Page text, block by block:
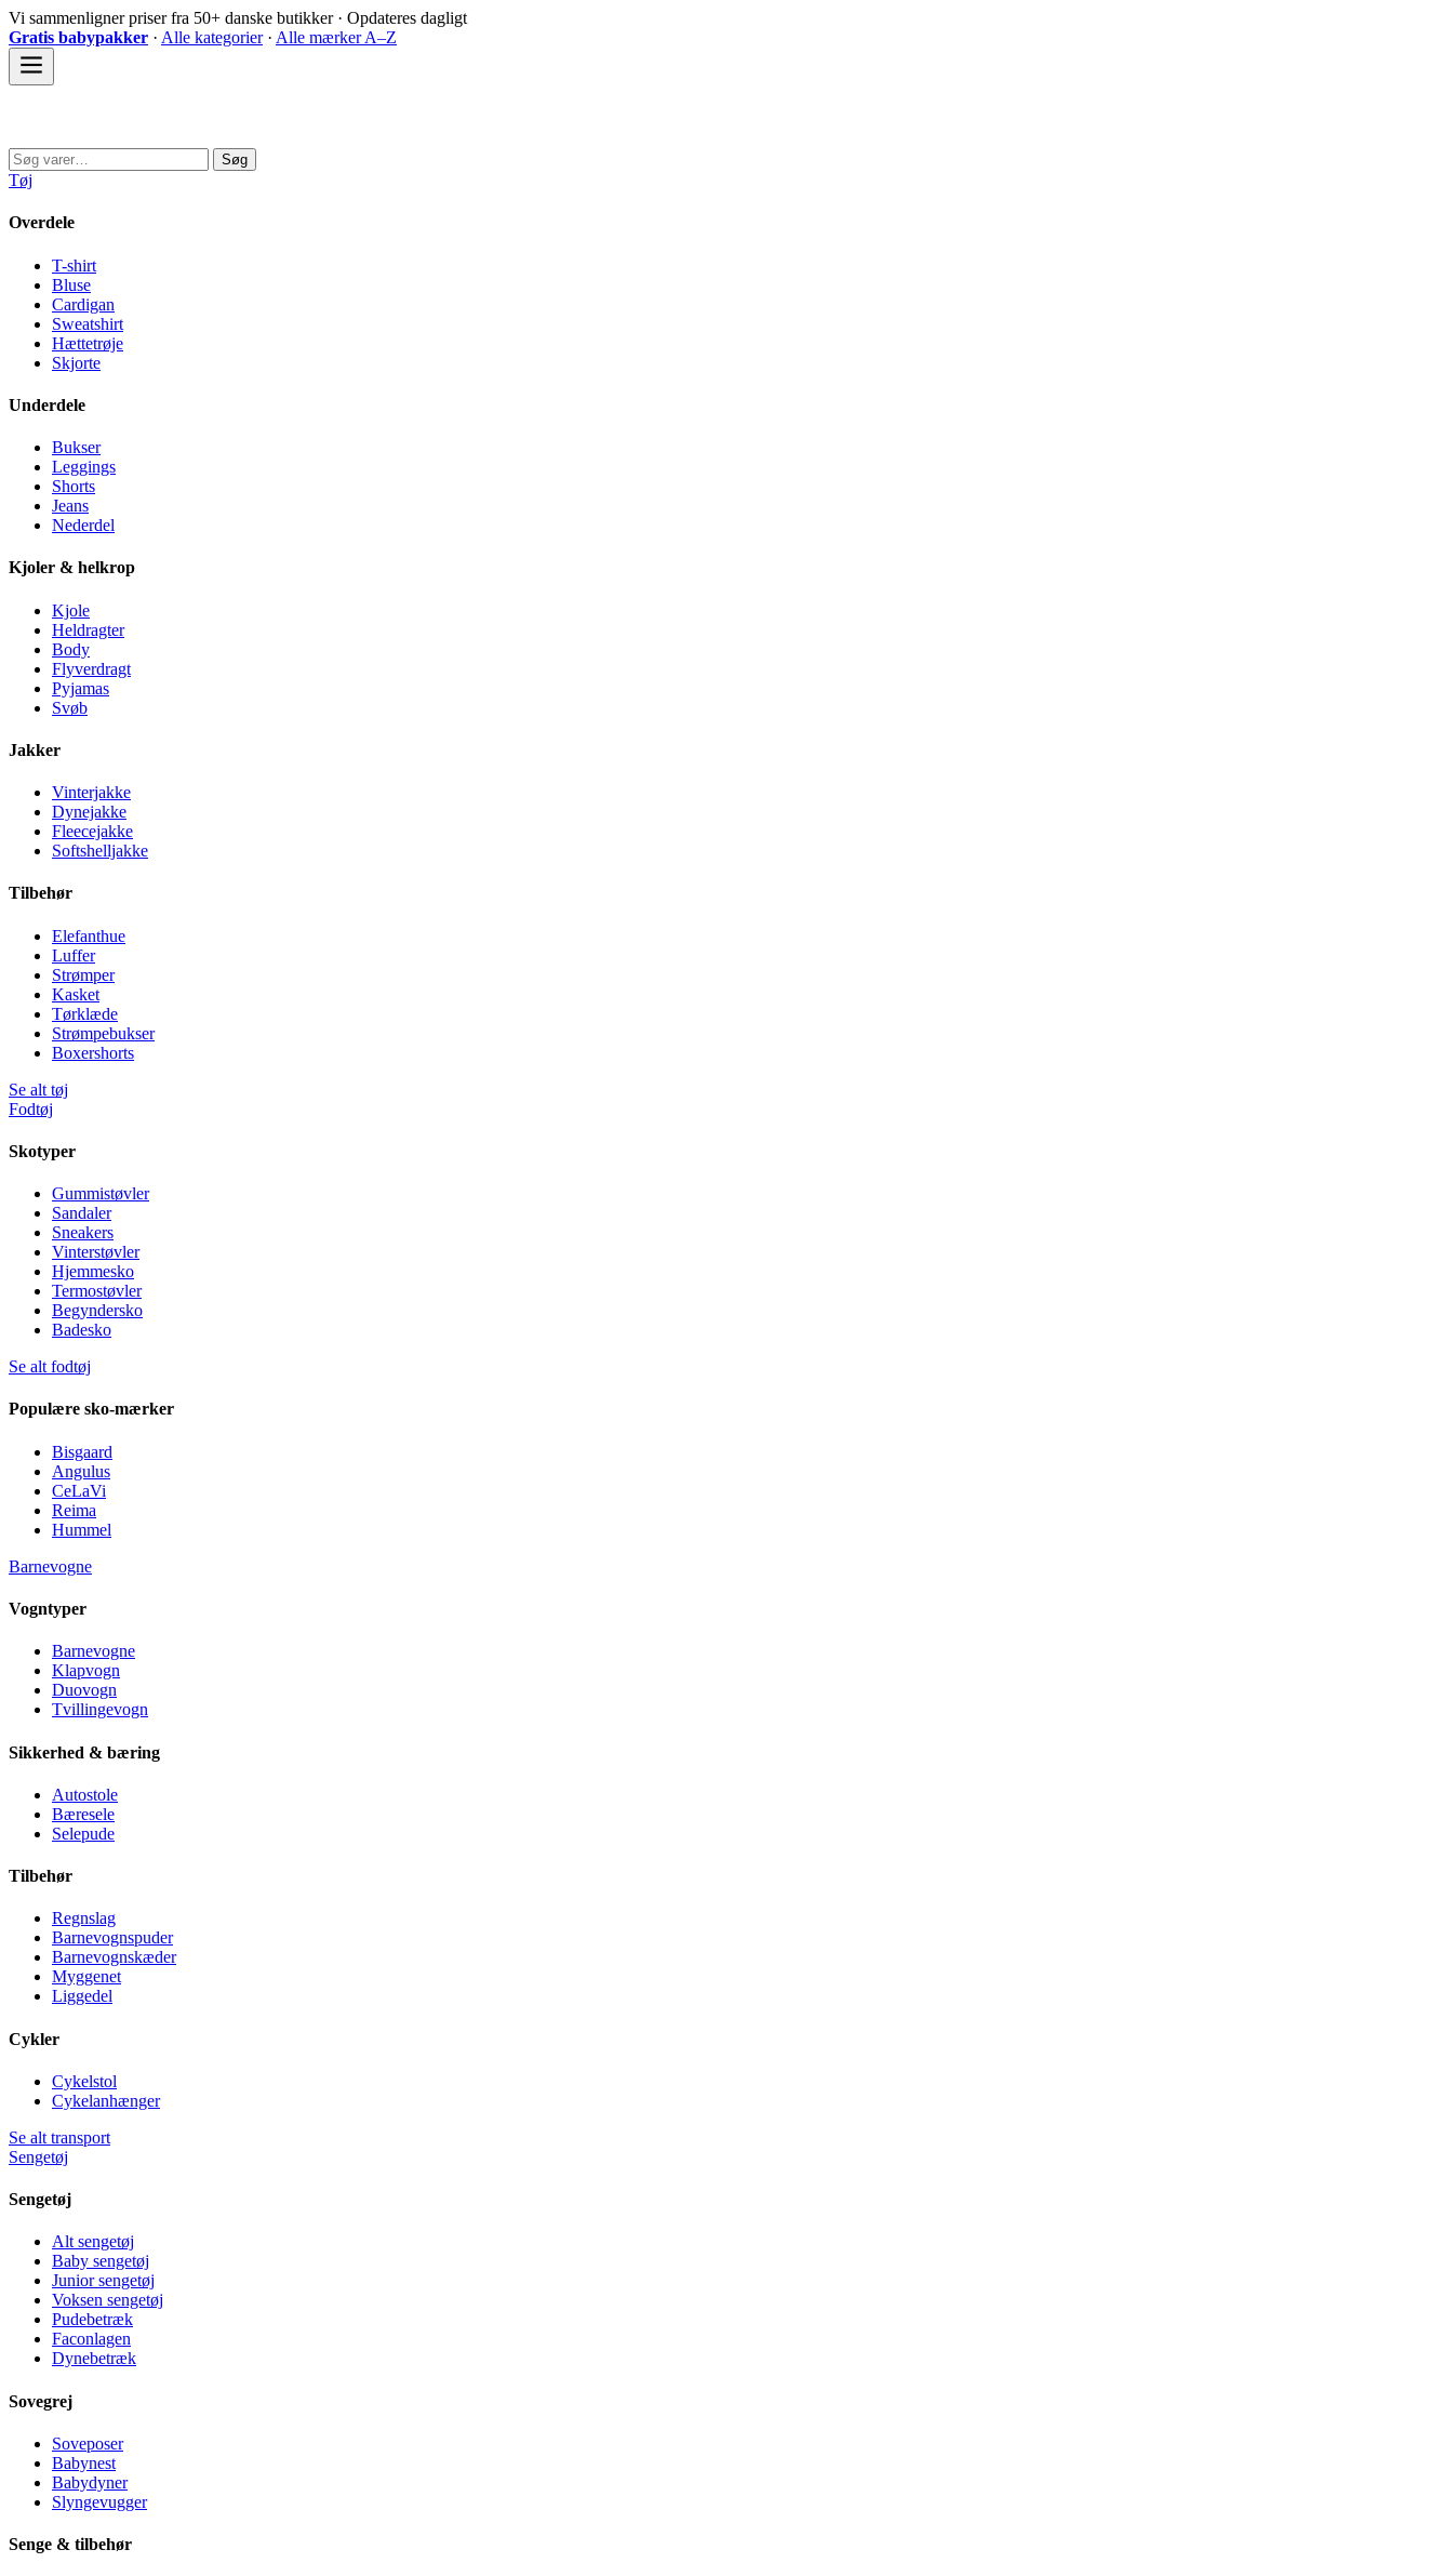
Spring
til
indhold
Vi sammenligner priser fra 50+ danske butikker · Opdateres dagligt
Gratis babypakker · Alle kategorier· Alle mærker A–Z
Søg
efter:
Søg
Tøj
Overdele
T-shirt
Bluse
Cardigan
Sweatshirt
Hættetrøje
Skjorte
Underdele
Bukser
Leggings
Shorts
Jeans
Nederdel
Kjoler & helkrop
Kjole
Heldragter
Body
Flyverdragt
Pyjamas
Svøb
Jakker
Vinterjakke
Dynejakke
Fleecejakke
Softshelljakke
Tilbehør
Elefanthue
Luffer
Strømper
Kasket
Tørklæde
Strømpebukser
Boxershorts
Se alt tøj
Fodtøj
Skotyper
Gummistøvler
Sandaler
Sneakers
Vinterstøvler
Hjemmesko
Termostøvler
Begyndersko
Badesko
Se alt fodtøj
Populære sko-mærker
Bisgaard
Angulus
CeLaVi
Reima
Hummel
Barnevogne
Vogntyper
Barnevogne
Klapvogn
Duovogn
Tvillingevogn
Sikkerhed & bæring
Autostole
Bæresele
Selepude
Tilbehør
Regnslag
Barnevognspuder
Barnevognskæder
Myggenet
Liggedel
Cykler
Cykelstol
Cykelanhænger
Se alt transport
Sengetøj
Sengetøj
Alt sengetøj
Baby sengetøj
Junior sengetøj
Voksen sengetøj
Pudebetræk
Faconlagen
Dynebetræk
Sovegrej
Soveposer
Babynest
Babydyner
Slyngevugger
Senge & tilbehør